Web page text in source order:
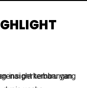
pandangan mengenai perkembangan